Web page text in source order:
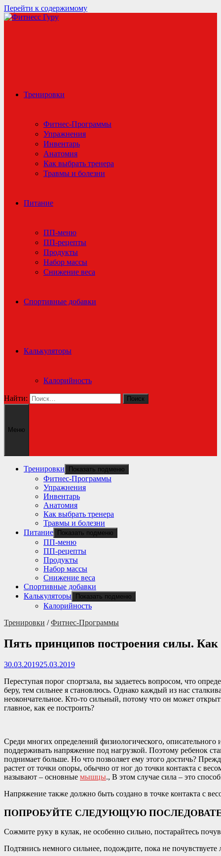
Перейти к содержимому
Тренировки
Фитнес-Программы
Упражнения
Инвентарь
Анатомия
Как выбрать тренера
Травмы и болезни
Питание
ПП-меню
ПП-рецепты
Продукты
Набор массы
Снижение веса
Спортивные добавки
Калькуляторы
Калорийность
Найти:
Меню
Тренировки Показать подменю
Фитнес-Программы
Упражнения
Инвентарь
Анатомия
Как выбрать тренера
Травмы и болезни
Питание
Показать подменю
ПП-меню
ПП-рецепты
Продукты
Набор массы
Снижение веса
Спортивные добавки
Калькуляторы
Показать подменю
Калорийность
Тренировки /Фитнес-Программы
Пять принципов построения силы. Как
30.03.201925.03.2019
Переступая порог спортзала, вы задаетесь вопросом, что
беру, тем сильнее я становлюсь. Однако каждый из нас
неокончательное. Кто-то сильный, потому что он может
главное, как ее построить?
Среди многих определений физиологического, описательного
поддерживать напряжение под нагрузкой. Поэтому ребенок
поднимает больше. Но что позволяет ему этого достичь?
растет от точки опоры, обычно от ног до точки контакта с
называют – основные мышцы., В этом случае сила – это
Напряжение также должно быть создано в точке контакта с
ПОПРОБУЙТЕ СЛЕДУЮЩУЮ
Сожмите руку в кулак, не особенно сильно, постарайтесь
Подтянись немного сильнее, подождите, пока не